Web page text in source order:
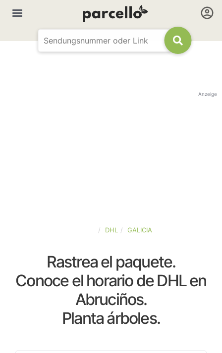
Anzeige
DHL GALICIA
Rastrea el paquete.
Conoce el horario de DHL en
Abruciños.
Planta árboles.